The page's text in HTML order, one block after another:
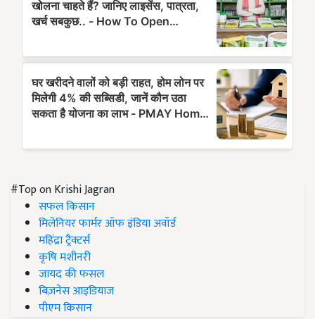
#Top on Krishi Jagran
सफल किसान
मिलेनियर फार्मर ऑफ इंडिया अवॉर्ड
महिंद्रा ट्रैक्टर्स
कृषि मशीनरी
जायद की फसल
बिज़नेस आइडियाज
पीएम किसान